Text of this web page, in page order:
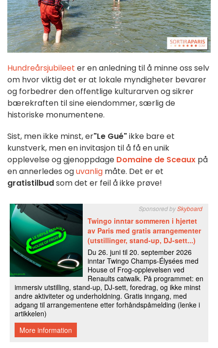
Hundreårsjubileet er en anledning til å minne oss selv
om hvor viktig det er at lokale myndigheter bevarer
og forbedrer den offentlige kulturarven og sikrer
bærekraften til sine eiendommer, særlig de
historiske monumentene.
Sist, men ikke minst, er"Le Gué"ikke bare et
kunstverk, men en invitasjon til å få en unik
opplevelse og gjenoppdage Domaine de Sceaux på
en annerledes oguvanlig måte. Det er et
gratistilbudsom det er feil å ikke prøve!